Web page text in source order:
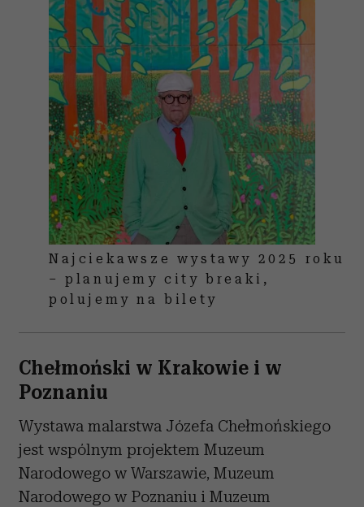
Najciekawsze wystawy 2025 roku
– planujemy city breaki,
polujemy na bilety
Chełmoński w Krakowie i w
Poznaniu
Wystawa malarstwa Józefa Chełmońskiego
jest wspólnym projektem Muzeum
Narodowego w Warszawie, Muzeum
Narodowego w Poznaniu i Muzeum